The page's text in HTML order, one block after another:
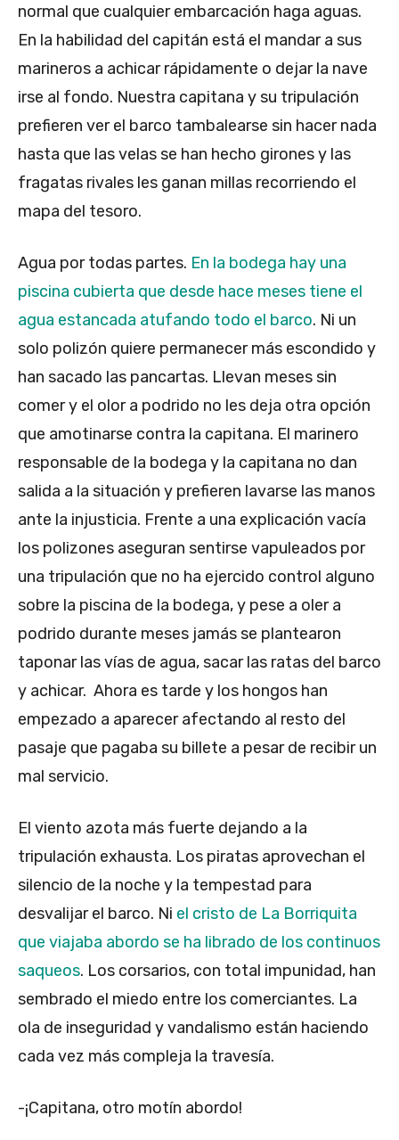
normal que cualquier embarcación haga aguas.
En la habilidad del capitán está el mandar a sus
marineros a achicar rápidamente o dejar la nave
irse al fondo. Nuestra capitana y su tripulación
prefieren ver el barco tambalearse sin hacer nada
hasta que las velas se han hecho girones y las
fragatas rivales les ganan millas recorriendo el
mapa del tesoro.
Agua por todas partes. En la bodega hay una
piscina cubierta que desde hace meses tiene el
agua estancada atufando todo el barco. Ni un
solo polizón quiere permanecer más escondido y
han sacado las pancartas. Llevan meses sin
comer y el olor a podrido no les deja otra opción
que amotinarse contra la capitana. El marinero
responsable de la bodega y la capitana no dan
salida a la situación y prefieren lavarse las manos
ante la injusticia. Frente a una explicación vacía
los polizones aseguran sentirse vapuleados por
una tripulación que no ha ejercido control alguno
sobre la piscina de la bodega, y pese a oler a
podrido durante meses jamás se plantearon
taponar las vías de agua, sacar las ratas del barco
y achicar. Ahora es tarde y los hongos han
empezado a aparecer afectando al resto del
pasaje que pagaba su billete a pesar de recibir un
mal servicio.
El viento azota más fuerte dejando a la
tripulación exhausta. Los piratas aprovechan el
silencio de la noche y la tempestad para
desvalijar el barco. Ni el cristo de La Borriquita
que viajaba abordo se ha librado de los continuos
saqueos. Los corsarios, con total impunidad, han
sembrado el miedo entre los comerciantes. La
ola de inseguridad y vandalismo están haciendo
cada vez más compleja la travesía.
-¡Capitana, otro motín abordo!